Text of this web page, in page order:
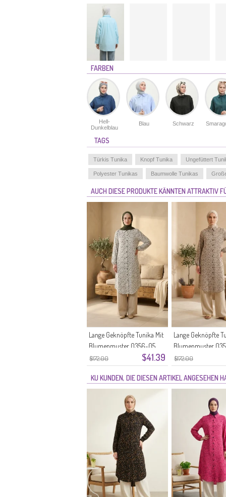
FARBEN
Hell-
Dunkelblau
Blau Schwarz
TAGS
Türkis Tunika Knopf Tunika Ungefüttert
Polyester Tunikas Baumwolle Tunikas
AUCH DIESE PRODUKTE KÄNNTEN ATTRAKTIV
$172.00 $41.39
Lange Geknöpfte Tunika Mit
Blumenmuster 0356-05
Stone
$172.00
Lange Geknöpfte
Blumenmuster
Nerz
KU KUNDEN, DIE DIESEN ARTIKEL ANGESEHEN